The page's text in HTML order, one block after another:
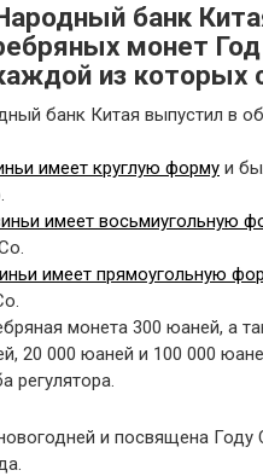
банк
монет
из которых
банк Китая выпустил в
имеет круглую форму и
имеет восьмиугольную
имеет прямоугольную
монета 300 юаней, а
20 000 юаней и 100 000
регулятора.
и посвящена